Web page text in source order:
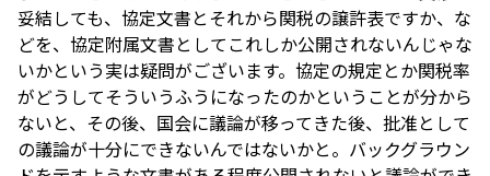
妥結しても、協定文書とそれから関税の譲許表ですか、な
どを、協定附属文書としてこれしか公開されないんじゃな
いかという実は疑問がございます。協定の規定とか関税率
がどうしてそういうふうになったのかということが分から
ないと、その後、国会に議論が移ってきた後、批准として
の議論が十分にできないんではないかと。バックグラウン